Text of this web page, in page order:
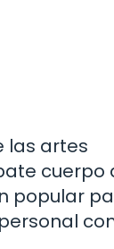
las artes
cuerpo
popular